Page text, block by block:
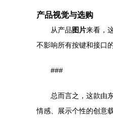
产品视觉与选购
从产品图片来看，
不影响所有按键和接口
###
总而言之，这款由
情感、展示个性的创意